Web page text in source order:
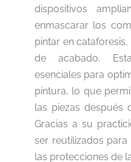
dispositivos
enmascarar los
pintar en
de acabado.
esenciales para
pintura, lo que
las piezas después
Gracias a su
ser reutilizados para
las protecciones de